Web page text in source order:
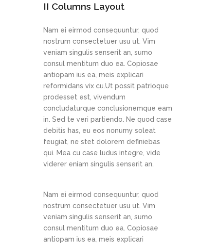
II Columns Layout
Nam ei eirmod consequuntur, quod
nostrum consectetuer usu ut. Vim
veniam singulis senserit an, sumo
consul mentitum duo ea. Copiosae
antiopam ius ea, meis explicari
reformidans vix cu.Ut possit patrioque
prodesset est, vivendum
concludaturque conclusionemque eam
in. Sed te veri partiendo. Ne quod case
debitis has, eu eos nonumy soleat
feugiat, ne stet dolorem definiebas
qui. Mea cu case ludus integre, vide
viderer eniam singulis senserit an.
Nam ei eirmod consequuntur, quod
nostrum consectetuer usu ut. Vim
veniam singulis senserit an, sumo
consul mentitum duo ea. Copiosae
antiopam ius ea, meis explicari